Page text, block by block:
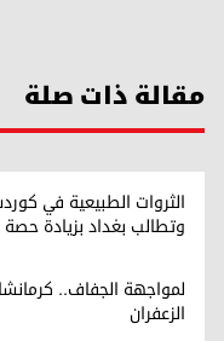
مقالة ذات صلة
الثروات الطبيعية في
وتطالب بغداد بزيادة حصة
لمواجهة الجفاف..
الزعفران